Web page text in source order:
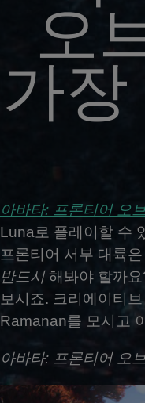
오
가
아바타: 프론티어 오
Luna로 플레이할 수
프론티어 서부 대륙
반드시해봐야 할까요
보시죠. 크리에이티
Ramanan를 모시고
아바타: 프론티어 오